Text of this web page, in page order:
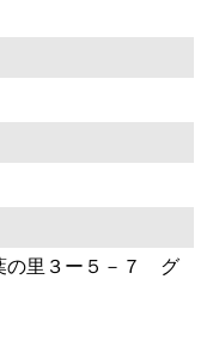
の里３ー５－７ グ